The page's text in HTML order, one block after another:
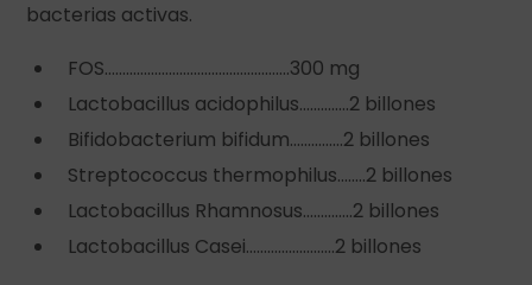
bacterias activas.
FOS…………………………………………….300 mg
Lactobacillus acidophilus…………..2 billones
Bifidobacterium bifidum……………2 billones
Streptococcus thermophilus……..2 billones
Lactobacillus Rhamnosus…………..2 billones
Lactobacillus Casei…………………….2 billones